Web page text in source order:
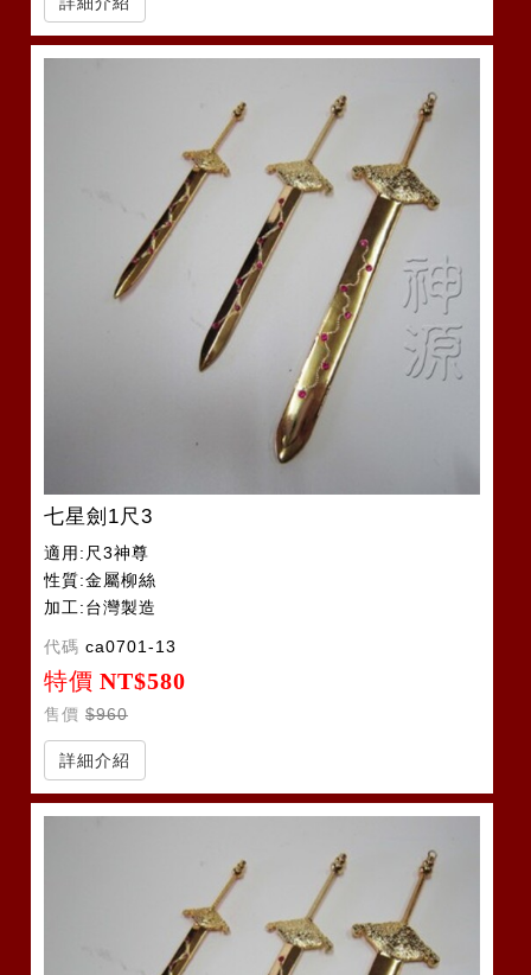
七星劍1尺3
適用:尺3神尊
性質:金屬柳絲
加工:台灣製造
代碼 ca0701-13
特價 NT$580
售價 $960
詳細介紹